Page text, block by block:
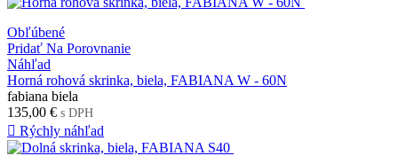
Obľúbené
Pridať Na Porovnanie
Náhľad
Horná rohová skrinka, biela, FABIANA W - 60N
fabiana biela
135,00 € s DPH
 Rýchly náhľad